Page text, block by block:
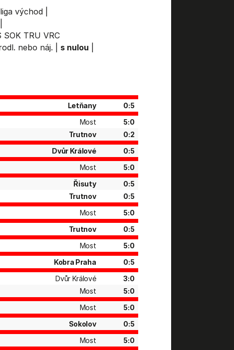
východ|
SOK TRU VRC
nebo náj. s nulou
Letňany
0:5
Most
5:0
Trutnov
0:2
Dvůr Králové
0:5
Most
5:0
Řisuty
0:5
Trutnov
0:5
Most
5:0
Trutnov
0:5
Most
5:0
Kobra Praha
0:5
Dvůr Králové
3:0
Most
5:0
Most
5:0
Sokolov
0:5
Most
5:0